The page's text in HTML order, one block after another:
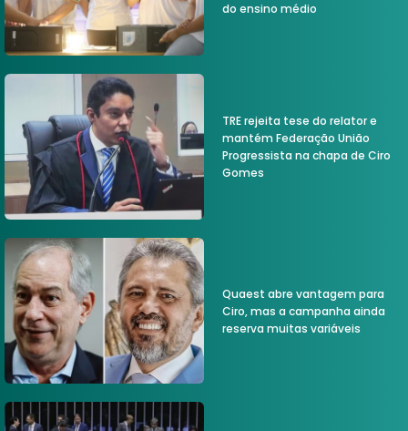
do ensino médio
TRE rejeita tese do relator e
mantém Federação União
Progressista na chapa de Ciro
Gomes
Quaest abre vantagem para
Ciro, mas a campanha ainda
reserva muitas variáveis